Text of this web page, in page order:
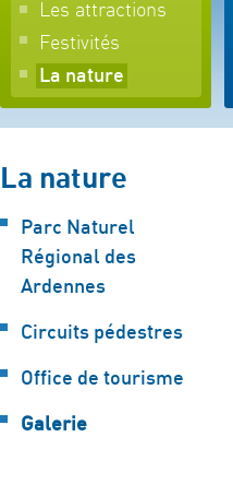
Les attractions
Festivités
La nature
La nature
Parc Naturel
Régional des
Ardennes
Circuits pédestres
Office de tourisme
Galerie